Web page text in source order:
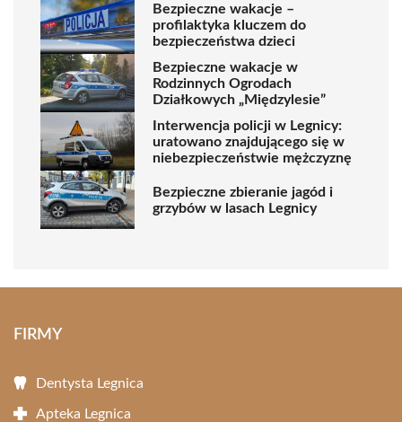
Bezpieczne wakacje –
profilaktyka kluczem do
bezpieczeństwa dzieci
Bezpieczne wakacje w
Rodzinnych Ogrodach
Działkowych „Międzylesie”
Interwencja policji w Legnicy:
uratowano znajdującego się w
niebezpieczeństwie mężczyznę
Bezpieczne zbieranie jagód i
grzybów w lasach Legnicy
FIRMY
Dentysta Legnica
Apteka Legnica